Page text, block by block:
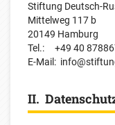
Stiftung Deutsch-
Mittelweg 117 b
20149 Hamburg
Tel.: +49 40
E-Mail:
II.